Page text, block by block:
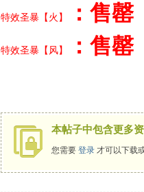
特效圣暴【火】 ： 售罄
特效圣暴【风】 ：售罄
本帖子中包含更多
您需要 登录 才可以下载